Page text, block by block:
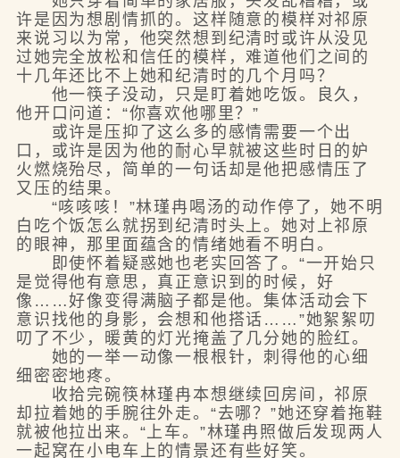
许是因为想剧情抓的。这样随意的模样对祁原
来说习以为常，他突然想到纪清时或许从没见
过她完全放松和信任的模样，难道他们之间的
十几年还比不上她和纪清时的几个月吗？
他一筷子没动，只是盯着她吃饭。良久，
他开口问道：“你喜欢他哪里？”
或许是压抑了这么多的感情需要一个出
口，或许是因为他的耐心早就被这些时日的妒
火燃烧殆尽，简单的一句话却是他把感情压了
又压的结果。
“咳咳咳！”林瑾冉喝汤的动作停了，她不明
白吃个饭怎么就拐到纪清时头上。她对上祁原
的眼神，那里面蕴含的情绪她看不明白。
即使怀着疑惑她也老实回答了。“一开始只
是觉得他有意思，真正意识到的时候，好
像……好像变得满脑子都是他。集体活动会下
意识找他的身影，会想和他搭话……”她絮絮叨
叨了不少，暖黄的灯光掩盖了几分她的脸红。
她的一举一动像一根根针，刺得他的心细
细密密地疼。
收拾完碗筷林瑾冉本想继续回房间，祁原
却拉着她的手腕往外走。“去哪？”她还穿着拖鞋
就被他拉出来。“上车。”林瑾冉照做后发现两人
一起窝在小电车上的情景还有些好笑。